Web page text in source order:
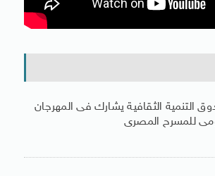
التنمية الثقافية يشارك فى المهرجان
للمسرح المصرى